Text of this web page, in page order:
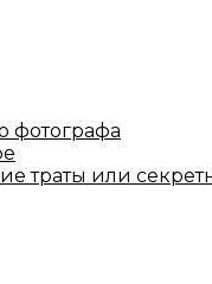
фотографа
траты или